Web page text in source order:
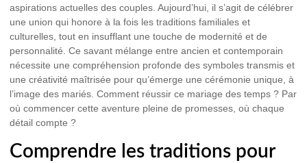
aspirations actuelles des couples. Aujourd’hui, il s’agit de célébrer
une union qui honore à la fois les traditions familiales et
culturelles, tout en insufflant une touche de modernité et de
personnalité. Ce savant mélange entre ancien et contemporain
nécessite une compréhension profonde des symboles transmis et
une créativité maîtrisée pour qu’émerge une cérémonie unique, à
l’image des mariés. Comment réussir ce mariage des temps ? Par
où commencer cette aventure pleine de promesses, où chaque
détail compte ?
Comprendre les traditions pour